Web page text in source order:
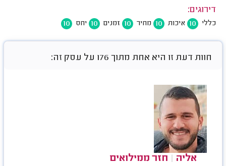
דירוגים:
כללי 10 איכות 10 מחיר 10 זמנים 10 יחס 10
חוות דעת זו היא אחת מתוך 176 על עסק זה:
אליה חזר ממילואים